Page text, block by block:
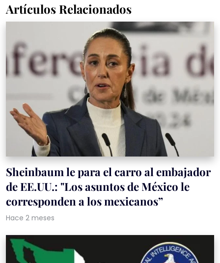
Artículos Relacionados
Sheinbaum le para el carro al embajador
de EE.UU.: "Los asuntos de México le
corresponden a los mexicanos”
Hace 2 meses